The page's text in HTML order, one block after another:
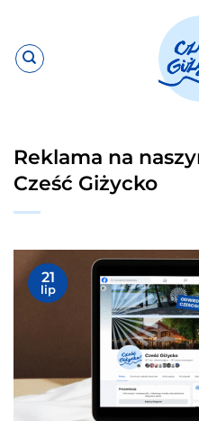
zawartości
Reklama na
Cześć Giżycko
21
lip